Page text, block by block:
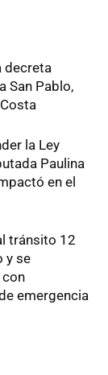
decreta
San Pablo,
la Ley
Paulina
en el
tránsito 12
y se
emergencia